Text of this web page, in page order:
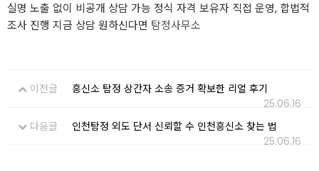
실명 노출 없이 비공개 상담 가능 정식 자격 보유자 직접 운영, 합법적
조사 진행 지금 상담 원하신다면 탐정사무소
이전글
흥신소 탐정 상간자 소송 증거 확보한 리얼 후기
25.06.16
다음글
인천탐정 외도 단서 신뢰할 수 인천흥신소 찾는 법
25.06.16